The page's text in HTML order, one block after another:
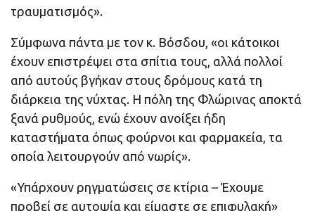
τραυματισμός».
Σύμφωνα πάντα με τον κ. Βόσδου, «οι κάτοικοι
έχουν επιστρέψει στα σπίτια τους, αλλά πολλοί
από αυτούς βγήκαν στους δρόμους κατά τη
διάρκεια της νύχτας. Η πόλη της Φλώρινας αποκτά
ξανά ρυθμούς, ενώ έχουν ανοίξει ήδη
καταστήματα όπως φούρνοι και φαρμακεία, τα
οποία λειτουργούν από νωρίς».
«Υπάρχουν ρηγματώσεις σε κτίρια – Έχουμε
προβεί σε αυτοψία και είμαστε σε επιφυλακή»